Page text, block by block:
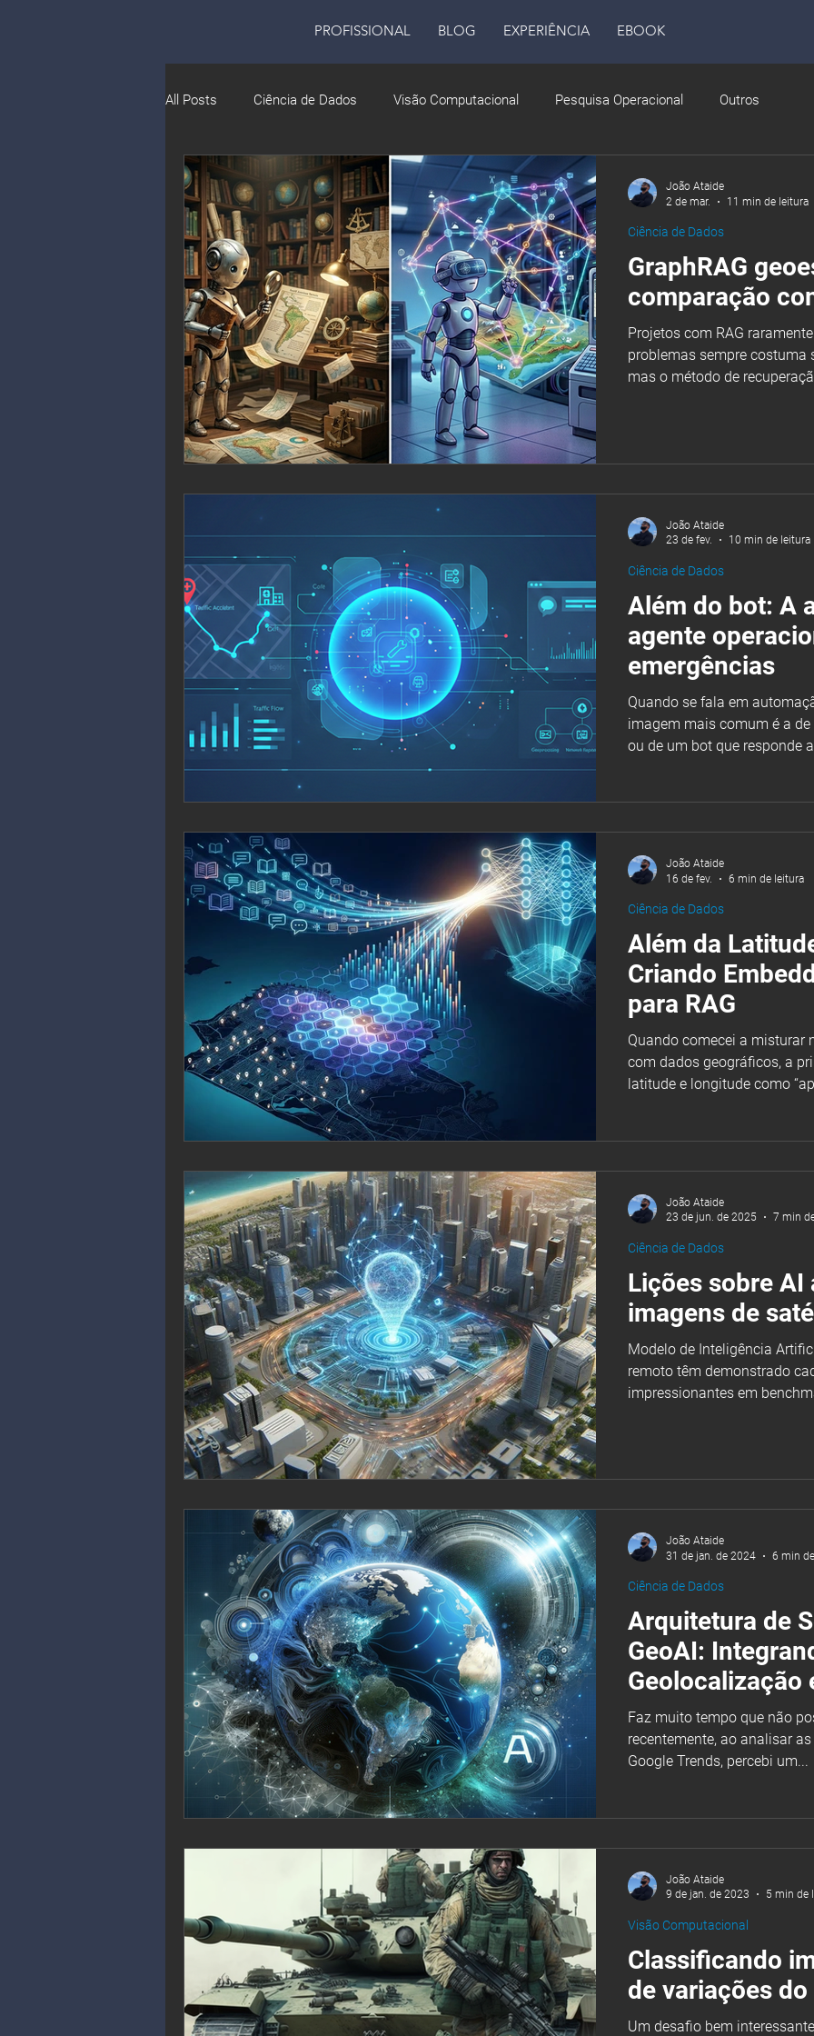
PROFISSIONAL BLOG EXPERIÊNCIA EBOOK
All Posts Ciência de Dados Visão Computacional Pesquisa Operacional Outros
GraphRAG
comparação
Projetos com RAG raramente falham por falta de dados, os
problemas sempre costuma
mas o método de
trechos semanticamente
de e
Ciência de Dados
João Ataide
2 de mar.
11 min de leitura
Além do bot: A
agente
emergências
Quando se fala em
imagem mais comum é a
ou de um bot que responde
executor de tarefas, o que
distinção é simples, mas é
um bot percorre um fluxo
Ciência de Dados
João Ataide
23 de fev.
10 min de leitura
Além da
Criando
para RAG
Quando comecei a misturar
com dados geográficos, a
latitude e longitude como
a noção de vizinhança, não
discretas e não oferecem
como bairro, rua e
Ciência de Dados
João Ataide
16 de fev.
6 min de leitura
Lições sobre AI
imagens de
Modelo de Inteligência
remoto têm demonstrado
impressionantes em
Ciência de Dados
João Ataide
23 de jun. de 2025
7 min
Arquitetura de
GeoAI:
Geolocalização
Artificial
Faz muito tempo que não
recentemente, ao analisar
Google Trends, percebi um...
Ciência de Dados
João Ataide
31 de jan. de 2024
6 min
Classificando
de variações
Um desafio bem
Visão Computacional
João Ataide
9 de jan. de 2023
5 min de